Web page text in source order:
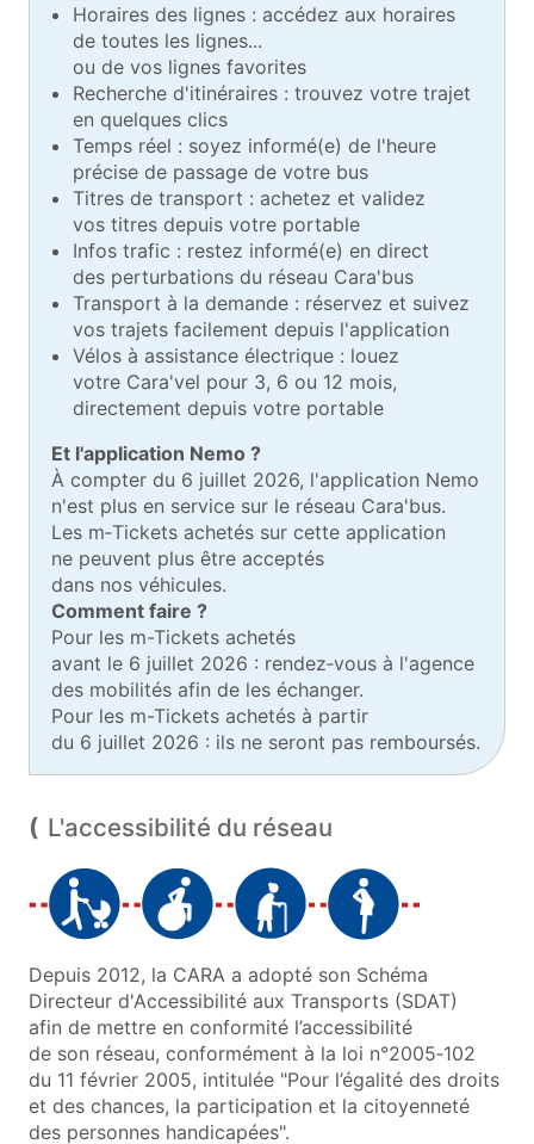
Horaires des lignes : accédez aux horaires
de toutes les lignes...
ou de vos lignes favorites
Recherche d'itinéraires : trouvez votre trajet
en quelques clics
Temps réel : soyez informé(e) de l'heure
précise de passage de votre bus
Titres de transport : achetez et validez
vos titres depuis votre portable
Infos trafic : restez informé(e) en direct
des perturbations du réseau Cara'bus
Transport à la demande : réservez et suivez
vos trajets facilement depuis l'application
Vélos à assistance électrique : louez
votre Cara'vel pour 3, 6 ou 12 mois,
directement depuis votre portable
Et l'application Nemo ?
À compter du 6 juillet 2026, l'application Nemo
n'est plus en service sur le réseau Cara'bus.
Les m‑Tickets achetés sur cette application
ne peuvent plus être acceptés
dans nos véhicules.
Comment faire ?
Pour les m-Tickets achetés
avant le 6 juillet 2026 : rendez‑vous à l'agence
des mobilités afin de les échanger.
Pour les m-Tickets achetés à partir
du 6 juillet 2026 : ils ne seront pas remboursés.
L'accessibilité du réseau
Depuis 2012, la CARA a adopté son Schéma
Directeur d'Accessibilité aux Transports (SDAT)
afin de mettre en conformité l’accessibilité
de son réseau, conformément à la loi n°2005‑102
du 11 février 2005, intitulée "Pour l’égalité des droits
et des chances, la participation et la citoyenneté
des personnes handicapées".